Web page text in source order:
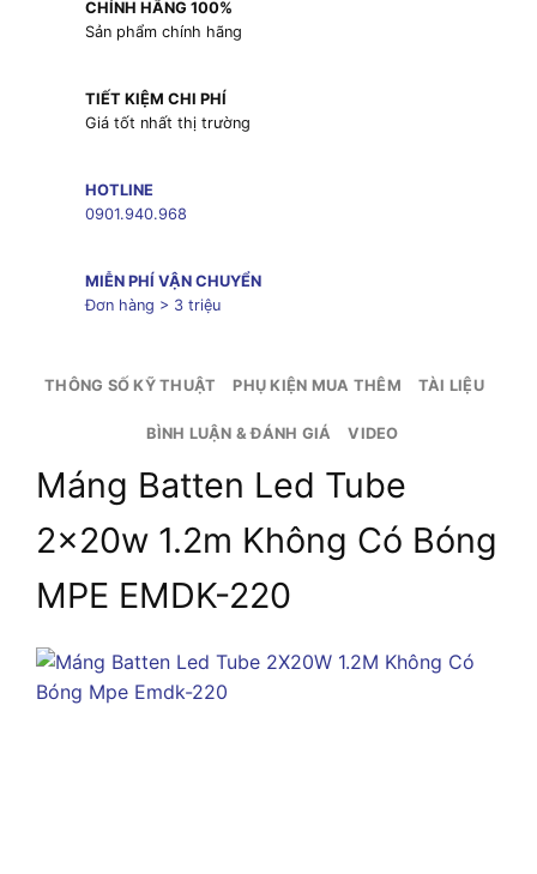
CHÍNH HÃNG 100%
Sản phẩm chính hãng
TIẾT KIỆM CHI PHÍ
Giá tốt nhất thị trường
HOTLINE
0901.940.968
MIỄN PHÍ VẬN CHUYỂN
Đơn hàng > 3 triệu
THÔNG SỐ KỸ THUẬT PHỤ KIỆN MUA THÊM TÀI LIỆU
BÌNH LUẬN & ĐÁNH GIÁ VIDEO
Máng Batten Led Tube
2x20w 1.2m Không Có Bóng
MPE EMDK-220